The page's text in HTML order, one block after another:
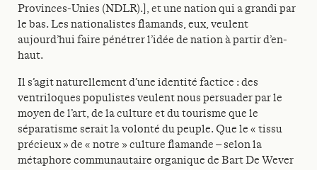
Provinces-Unies (NDLR).], et une nation qui a grandi par
le bas. Les nationalistes flamands, eux, veulent
aujourd’hui faire pénétrer l’idée de nation à partir d’en-
haut.
Il s’agit naturellement d’une identité factice : des
ventriloques populistes veulent nous persuader par le
moyen de l’art, de la culture et du tourisme que le
séparatisme serait la volonté du peuple. Que le « tissu
précieux » de « notre » culture flamande – selon la
métaphore communautaire organique de Bart De Wever